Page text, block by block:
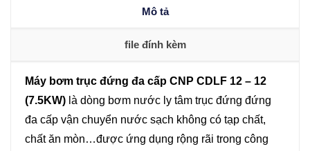
(7.5KW)
lượng
Mô tả
file đính kèm
Máy bơm trục đứng đa cấp CNP CDLF 12 – 12
(7.5KW) là dòng bơm nước ly tâm trục đứng đứng
đa cấp vận chuyển nước sạch không có tạp chất,
chất ăn mòn…được ứng dụng rộng rãi trong công